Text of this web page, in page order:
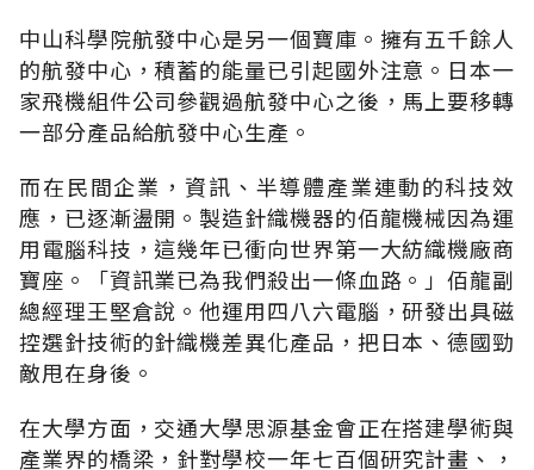
中山科學院航發中心是另一個寶庫。擁有五千餘人
的航發中心，積蓄的能量已引起國外注意。日本一
家飛機組件公司參觀過航發中心之後，馬上要移轉
一部分產品給航發中心生產。
而在民間企業，資訊、半導體產業連動的科技效
應，已逐漸盪開。製造針織機器的佰龍機械因為運
用電腦科技，這幾年已衝向世界第一大紡織機廠商
寶座。「資訊業已為我們殺出一條血路。」佰龍副
總經理王堅倉說。他運用四八六電腦，研發出具磁
控選針技術的針織機差異化產品，把日本、德國勁
敵甩在身後。
在大學方面，交通大學思源基金會正在搭建學術與
產業界的橋梁，針對學校一年七百個研究計畫、，